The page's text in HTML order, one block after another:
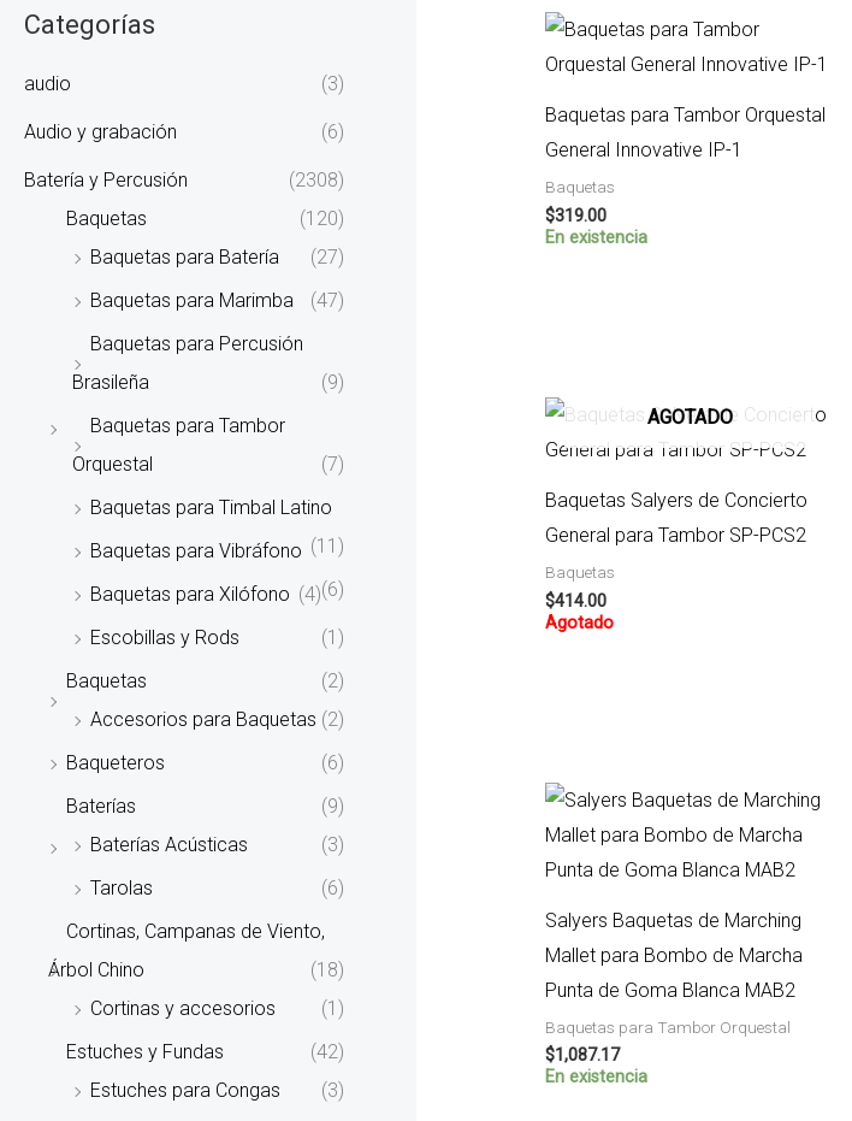
Categorías
audio (3)
Audio y grabación (6)
Batería y Percusión
(2308)
Baquetas
(120)
Baquetas para Batería
(27)
Baquetas para Marimba
(47)
Baquetas para Percusión
Brasileña
(9)
Baquetas para Tambor
Orquestal
(7)
Baquetas para Timbal Latino
(11)
Baquetas para Vibráfono
(6)
Baquetas para Xilófono (4)
Escobillas y Rods
(1)
Baquetas
(2)
Accesorios para Baquetas (2)
Baqueteros
(6)
Baterías
(9)
Baterías Acústicas
(3)
Tarolas
(6)
Cortinas, Campanas de Viento,
Árbol Chino
(18)
Cortinas y accesorios
(1)
Estuches y Fundas
(42)
Estuches para Congas
(3)
Baquetas para Tambor Orquestal
General Innovative IP-1
Baquetas
$319.00
En existencia
AGOTADO
Baquetas Salyers de Concierto
General para Tambor SP-PCS2
Baquetas
$414.00
Agotado
Salyers Baquetas de Marching
Mallet para Bombo de Marcha
Punta de Goma Blanca MAB2
Baquetas para Tambor Orquestal
$1,087.17
En existencia